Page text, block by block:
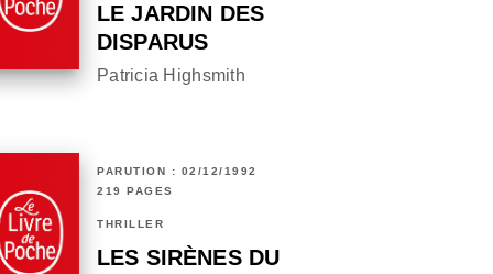
LE JARDIN DES
DISPARUS
Patricia Highsmith
PARUTION : 02/12/1992
219 PAGES
THRILLER
LES SIRÈNES DU